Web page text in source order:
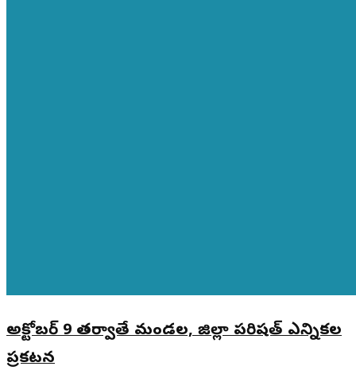
అక్టోబర్ 9 తర్వాతే మండల, జిల్లా పరిషత్ ఎన్నికల
ప్రకటన